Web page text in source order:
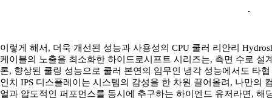
이렇게 해서, 더욱 개선된 성능과 사용성의 CPU 쿨러 리안리
케이블의 노출을 최소화한 하이드로시프트 시리즈는, 측면 수로
론, 향상된 쿨링 성능으로 쿨러 본연의 임무인 냉각 성능에서도 타
인치 IPS 디스플레이는 시스템의 감성을 한 차원 끌어올려, 나만의
얼과 압도적인 퍼포먼스를 동시에 추구하는 하이엔드 유저라면, 해